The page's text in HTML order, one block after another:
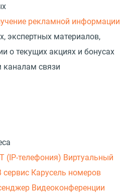
рекламной информации
экспертных материалов,
о текущих акциях и бонусах
каналам связи
(IP-телефония) Виртуальный
Карусель номеров
Видеоконференции